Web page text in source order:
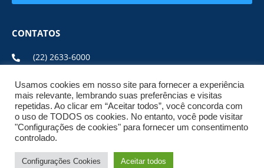
CONTATOS
(22) 2633-6000
ENDEREÇO E HORÁRIO
ESTRADA DA USINA, Nº 600 CENTRO, CEP: 28950-000
DE SEGUNDA A SEXTA DE 08:00 ÀS 17:00
Usamos cookies em nosso site para fornecer a experiência
mais relevante, lembrando suas preferências e visitas
repetidas. Ao clicar em “Aceitar todos”, você concorda com
o uso de TODOS os cookies. No entanto, você pode visitar
"Configurações de cookies" para fornecer um consentimento
controlado.
Configurações Cookies Aceitar todos